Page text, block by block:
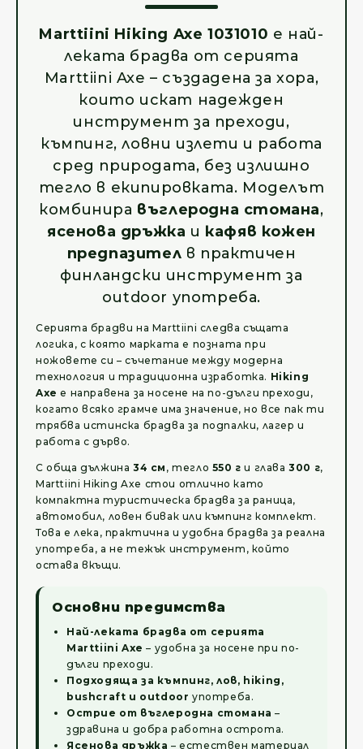
Marttiini Hiking Axe 1031010 е най-
леката брадва от серията
Marttiini Axe – създадена за хора,
които искат надежден
инструмент за преходи,
къмпинг, ловни излети и работа
сред природата, без излишно
тегло в екипировката. Моделът
комбинира въглеродна стомана,
ясенова дръжка и кафяв кожен
предпазител в практичен
финландски инструмент за
outdoor употреба.
Серията брадви на Marttiini следва същата
логика, с която марката е позната при
ножовете си – съчетание между модерна
технология и традиционна изработка. Hiking
Axe е направена за носене на по-дълги преходи,
когато всяко грамче има значение, но все пак ти
трябва истинска брадва за подпалки, лагер и
работа с дърво.
С обща дължина 34 см , тегло 550 г и глава300 г,
Marttiini Hiking Axe стои отлично като
компактна туристическа брадва за раница,
автомобил, ловен бивак или къмпинг комплект.
Това е лека, практична и удобна брадва за реална
употреба, а не тежък инструмент, който
остава вкъщи.
Основни предимства
Най-леката брадва от серията
Marttiini Axe – удобна за носене при по-
дълги преходи.
Подходяща за къмпинг, лов, hiking,
bushcraft и outdoor употреба.
Острие от въглеродна стомана –
здравина и добра работна острота.
Ясенова дръжка – естествен материал